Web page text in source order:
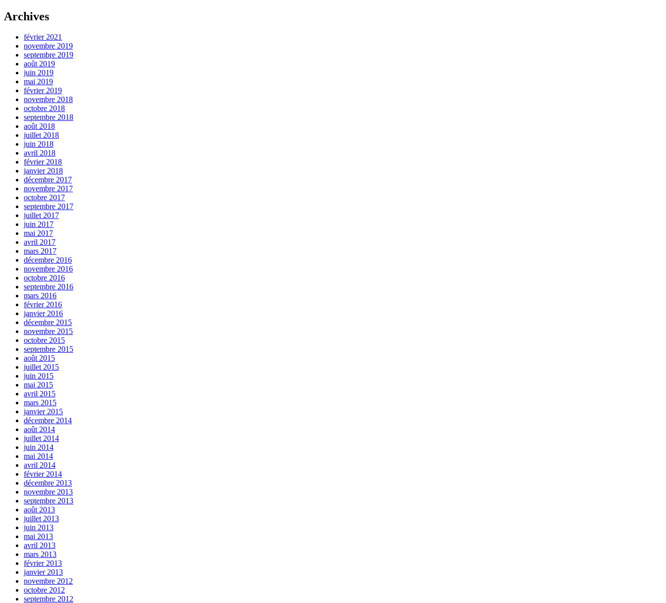
Archives
février 2021
novembre 2019
septembre 2019
août 2019
juin 2019
mai 2019
février 2019
novembre 2018
octobre 2018
septembre 2018
août 2018
juillet 2018
juin 2018
avril 2018
février 2018
janvier 2018
décembre 2017
novembre 2017
octobre 2017
septembre 2017
juillet 2017
juin 2017
mai 2017
avril 2017
mars 2017
décembre 2016
novembre 2016
octobre 2016
septembre 2016
mars 2016
février 2016
janvier 2016
décembre 2015
novembre 2015
octobre 2015
septembre 2015
août 2015
juillet 2015
juin 2015
mai 2015
avril 2015
mars 2015
janvier 2015
décembre 2014
août 2014
juillet 2014
juin 2014
mai 2014
avril 2014
février 2014
décembre 2013
novembre 2013
septembre 2013
août 2013
juillet 2013
juin 2013
mai 2013
avril 2013
mars 2013
février 2013
janvier 2013
novembre 2012
octobre 2012
septembre 2012